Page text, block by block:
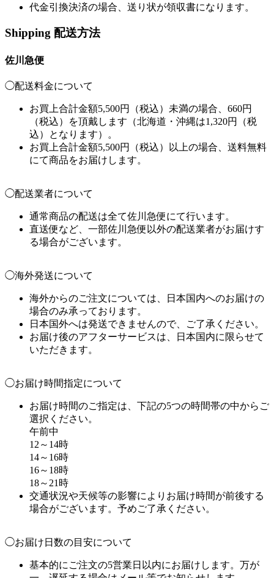
代金引換決済の場合、送り状が領収書になります。
Shipping 配送方法
佐川急便
◯配送料金について
お買上合計金額5,500円（税込）未満の場合、660円
（税込）を頂戴します（北海道・沖縄は1,320円（税
込）となります）。
お買上合計金額5,500円（税込）以上の場合、送料無料
にて商品をお届けします。
◯配送業者について
通常商品の配送は全て佐川急便にて行います。
直送便など、一部佐川急便以外の配送業者がお届けす
る場合がございます。
◯海外発送について
海外からのご注文については、日本国内へのお届けの
場合のみ承っております。
日本国外へは発送できませんので、ご了承ください。
お届け後のアフターサービスは、日本国内に限らせて
いただきます。
◯お届け時間指定について
お届け時間のご指定は、下記の5つの時間帯の中からご
選択ください。
午前中
12～14時
14～16時
16～18時
18～21時
交通状況や天候等の影響によりお届け時間が前後する
場合がございます。予めご了承ください。
◯お届け日数の目安について
基本的にご注文の5営業日以内にお届けします。万が